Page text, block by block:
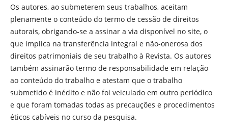
Os autores, ao submeterem seus trabalhos, aceitam
plenamente o conteúdo do termo de cessão de direitos
autorais, obrigando-se a assinar a via disponível no site, o
que implica na transferência integral e não-onerosa dos
direitos patrimoniais de seu trabalho à Revista. Os autores
também assinarão termo de responsabilidade em relação
ao conteúdo do trabalho e atestam que o trabalho
submetido é inédito e não foi veiculado em outro periódico
e que foram tomadas todas as precauções e procedimentos
éticos cabíveis no curso da pesquisa.